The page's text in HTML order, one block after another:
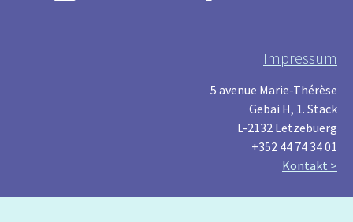
Impressum
5 avenue Marie-Thérèse
Gebai H, 1. Stack
L-2132 Lëtzebuerg
+352 44 74 34 01
Kontakt >